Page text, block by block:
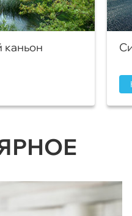
каньон